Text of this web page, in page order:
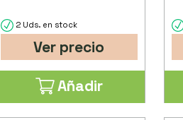
2 Uds. en stock
Ver precio
Añadir